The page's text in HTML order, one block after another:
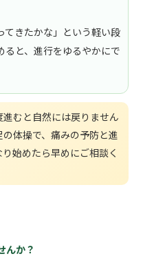
てきたかな」という軽い段
ると、進行をゆるやかにで
むと自然には戻りません
体操で、痛みの予防と進
始めたら早めにご相談く
んか？